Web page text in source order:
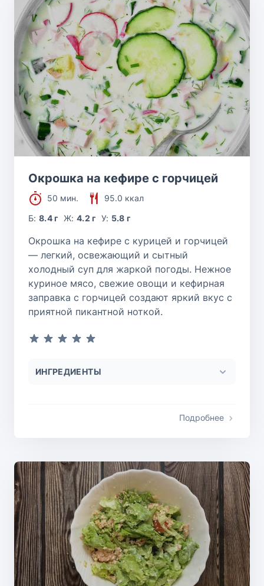
Окрошка на кефире с горчицей
50 мин.
95.0 ккал
Б:8.4 г Ж: 4.2 г У: 5.8 г
Окрошка на кефире с курицей и горчицей
— легкий, освежающий и сытный
холодный суп для жаркой погоды. Нежное
куриное мясо, свежие овощи и кефирная
заправка с горчицей создают яркий вкус с
приятной пикантной ноткой.
ИНГРЕДИЕНТЫ
Подробнее